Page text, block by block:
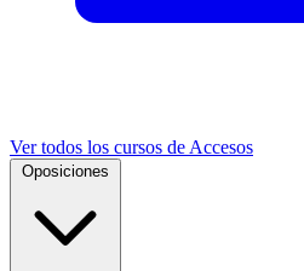
Ver todos los cursos de Accesos
Oposiciones